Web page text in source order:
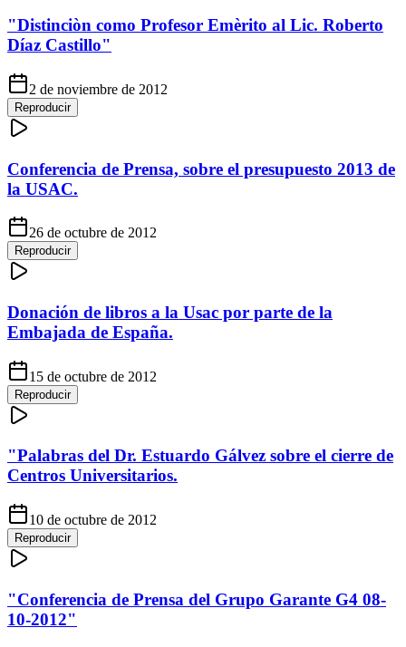
"Distinciòn como Profesor Emèrito al Lic. Roberto
Díaz Castillo"
2 de noviembre de 2012
Reproducir
Conferencia de Prensa, sobre el presupuesto 2013 de
la USAC.
26 de octubre de 2012
Reproducir
Donación de libros a la Usac por parte de la
Embajada de España.
15 de octubre de 2012
Reproducir
"Palabras del Dr. Estuardo Gálvez sobre el cierre de
Centros Universitarios.
10 de octubre de 2012
Reproducir
"Conferencia de Prensa del Grupo Garante G4 08-
10-2012"